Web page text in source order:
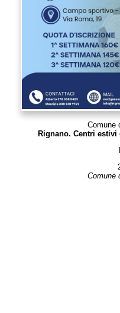
Comune
Rignano. Centri estivi
Comune